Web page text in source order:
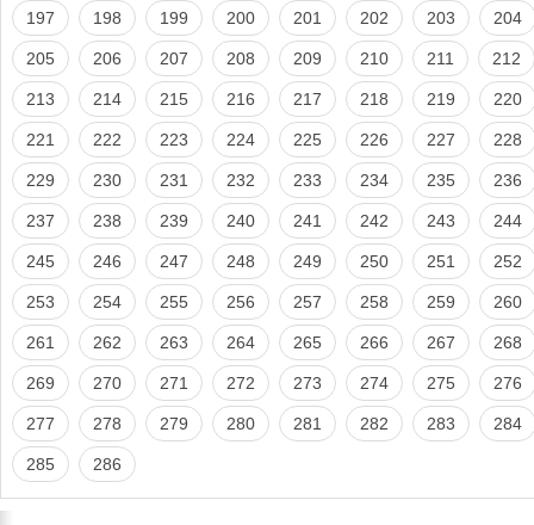
197 198 199 200 201 202 203 204
205 206 207 208 209 210 211 212
213 214 215 216 217 218 219 220
221 222 223 224 225 226 227 228
229 230 231 232 233 234 235 236
237 238 239 240 241 242 243 244
245 246 247 248 249 250 251 252
253 254 255 256 257 258 259 260
261 262 263 264 265 266 267 268
269 270 271 272 273 274 275 276
277 278 279 280 281 282 283 284
285 286